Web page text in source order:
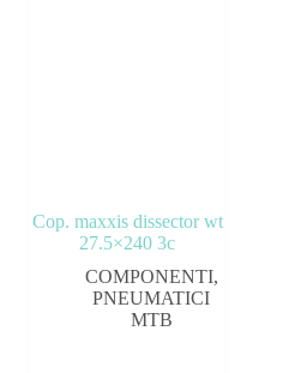
Cop. maxxis dissector wt
27.5×240 3c
COMPONENTI,
PNEUMATICI
MTB